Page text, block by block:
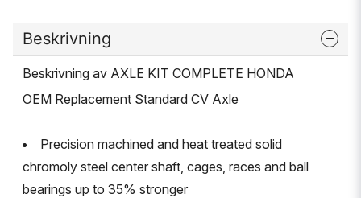
Beskrivning
Beskrivning av AXLE KIT COMPLETE HONDA
OEM Replacement Standard CV Axle
Precision machined and heat treated solid
chromoly steel center shaft, cages, races and ball
bearings up to 35% stronger